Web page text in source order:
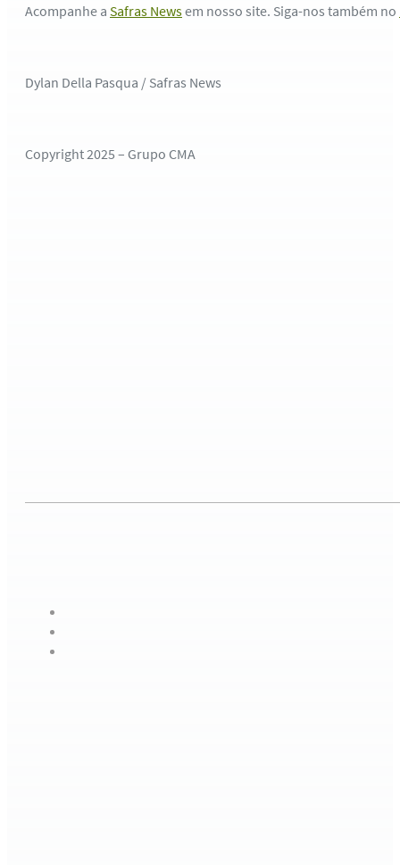
Acompanhe a Safras Newsem nosso site. Siga-nos também no
Dylan Della Pasqua / Safras News
Copyright 2025 – Grupo CMA